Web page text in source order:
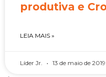
produtiva e
LEIA MAIS »
Líder Jr. 13 de maio de 2019